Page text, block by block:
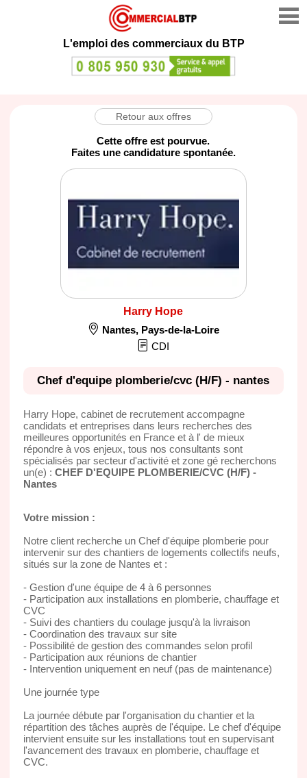
L'emploi des commerciaux du BTP
Retour aux offres
Cette offre est pourvue.
Faites une candidature spontanée.
Harry Hope
Nantes, Pays-de-la-Loire
CDI
Chef d'equipe plomberie/cvc (H/F) - nantes
Harry Hope, cabinet de recrutement accompagne
candidats et entreprises dans leurs recherches des
meilleures opportunités en France et à l' de mieux
répondre à vos enjeux, tous nos consultants sont
spécialisés par secteur d'activité et zone gé recherchons
un(e) : CHEF D'EQUIPE PLOMBERIE/CVC (H/F) -
Nantes
Votre mission :
Notre client recherche un Chef d'équipe plomberie pour
intervenir sur des chantiers de logements collectifs neufs,
situés sur la zone de Nantes et :
- Gestion d'une équipe de 4 à 6 personnes
- Participation aux installations en plomberie, chauffage et
CVC
- Suivi des chantiers du coulage jusqu'à la livraison
- Coordination des travaux sur site
- Possibilité de gestion des commandes selon profil
- Participation aux réunions de chantier
- Intervention uniquement en neuf (pas de maintenance)
Une journée type
La journée débute par l'organisation du chantier et la
répartition des tâches auprès de l'équipe. Le chef d'équipe
intervient ensuite sur les installations tout en supervisant
l'avancement des travaux en plomberie, chauffage et
CVC.